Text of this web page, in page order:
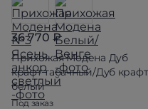
36 770 ₽
Прихожая Модена Дуб
крафт табачный/Дуб крафт
белый
Под заказ